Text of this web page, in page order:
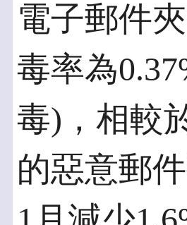
電子郵件
毒率為
毒)，相較
的惡意郵